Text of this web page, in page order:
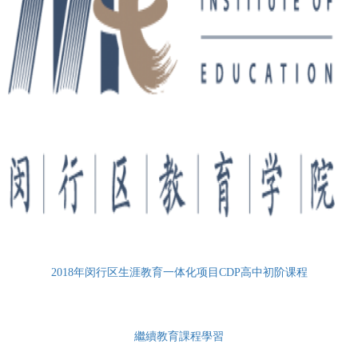
2018年闵行区生涯教育一体化项目CDP高中初阶课程
繼續教育課程學習